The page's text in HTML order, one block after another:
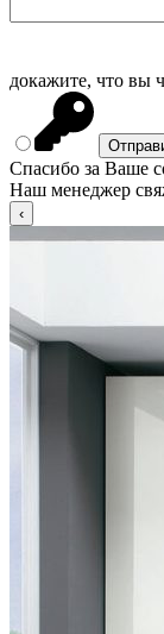
докажите, что вы
Спасибо за Ваше
Наш менеджер